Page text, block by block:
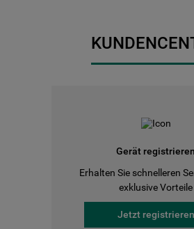
Gerät registrieren
Erhalten Sie schnelleren
exklusive Vorteile
Jetzt registrieren